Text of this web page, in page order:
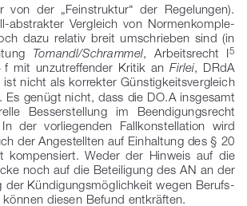
von  der  „Feinstruktur“  der  Regelungen).
abstrakter  Vergleich  von  Normenkomple-
dazu  relativ  breit  umschrieben  sind  (in
Tomandl/Schrammel ,  Arbeitsrecht  I5
f  mit  unzutreffender  Kritik  an Firlei,  DRdA
ist nicht als korrekter Günstigkeitsvergleich
Es genügt nicht, dass die DO.A insgesamt
Besserstellung   im   Beendigungsrecht
der  vorliegenden  Fallkonstellation  wird
der Angestellten auf Einhaltung des § 20
kompensiert.  Weder  der  Hinweis  auf  die
noch auf die Beteiligung des AN an der
der Kündigungsmöglichkeit wegen Berufs-
diesen Befund entkräften.